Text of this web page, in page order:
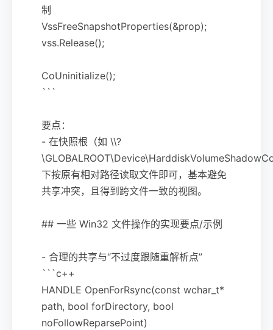
制
VssFreeSnapshotProperties(&prop);
vss.Release();
CoUninitialize();
```
要点：
- 在快照根（如 \\?
下按原有相对路径读取文件即可，基本避免
共享冲突，且得到跨文件一致的视图。
## 一些 Win32 文件操作的实现要点/示例
- 合理的共享与“不过度跟随重解析点”
```c++
HANDLE OpenForRsync(const wchar_t*
path, bool forDirectory, bool
noFollowReparsePoint)